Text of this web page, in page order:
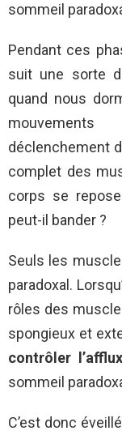
sommeil
Pendant ces
suit une sorte
quand nous
déclenchement
complet des
corps se
peut-il bander ?
Seuls les
paradoxal.
rôles des
spongieux et
contrôler
sommeil
C’est donc